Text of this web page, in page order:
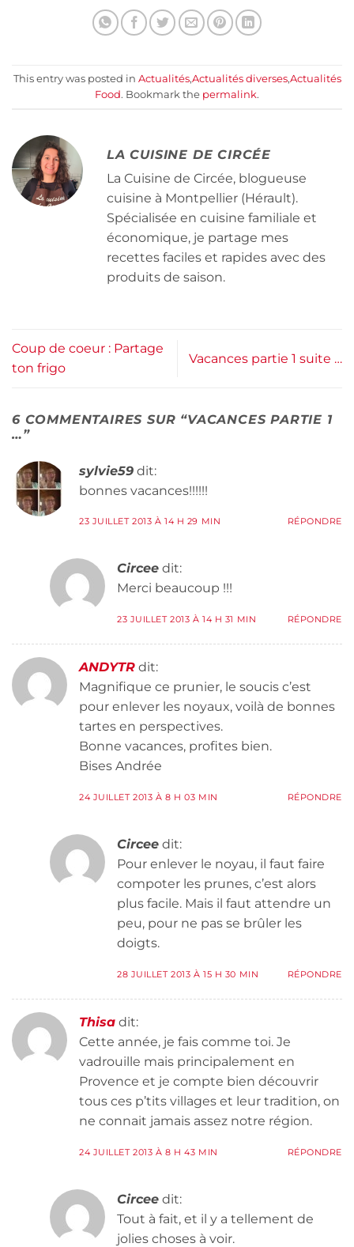
This entry was posted in Actualités,Actualités diverses,Actualités
Food. Bookmark the permalink.
LA CUISINE DE CIRCÉE
La Cuisine de Circée, blogueuse
cuisine à Montpellier (Hérault).
Spécialisée en cuisine familiale et
économique, je partage mes
recettes faciles et rapides avec des
produits de saison.
Coup de coeur : Partage
ton frigo
Vacances partie 1 suite …
6 COMMENTAIRES SUR “VACANCES PARTIE 1
…”
sylvie59 dit:
bonnes vacances!!!!!!
23 JUILLET 2013 À 14 H 29 MIN RÉPONDRE
Circee dit:
Merci beaucoup !!!
23 JUILLET 2013 À 14 H 31 MIN RÉPONDRE
ANDYTR dit:
Magnifique ce prunier, le soucis c’est
pour enlever les noyaux, voilà de bonnes
tartes en perspectives.
Bonne vacances, profites bien.
Bises Andrée
24 JUILLET 2013 À 8 H 03 MIN RÉPONDRE
Circee dit:
Pour enlever le noyau, il faut faire
compoter les prunes, c’est alors
plus facile. Mais il faut attendre un
peu, pour ne pas se brûler les
doigts.
28 JUILLET 2013 À 15 H 30 MIN RÉPONDRE
Thisa dit:
Cette année, je fais comme toi. Je
vadrouille mais principalement en
Provence et je compte bien découvrir
tous ces p’tits villages et leur tradition, on
ne connait jamais assez notre région.
24 JUILLET 2013 À 8 H 43 MIN RÉPONDRE
Circee dit:
Tout à fait, et il y a tellement de
jolies choses à voir.